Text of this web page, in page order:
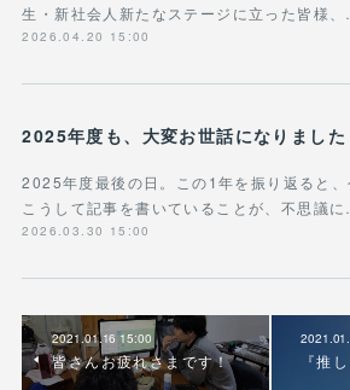
生・新社会人新たなステージに立った皆様、
2026.04.20 15:00
2025年度も、大変お世話になりました
2025年度最後の日。この1年を振り返ると、
こうして記事を書いていることが、不思議に
2026.03.30 15:00
2021.01.16 15:00
皆さんお疲れさまです！ 『推